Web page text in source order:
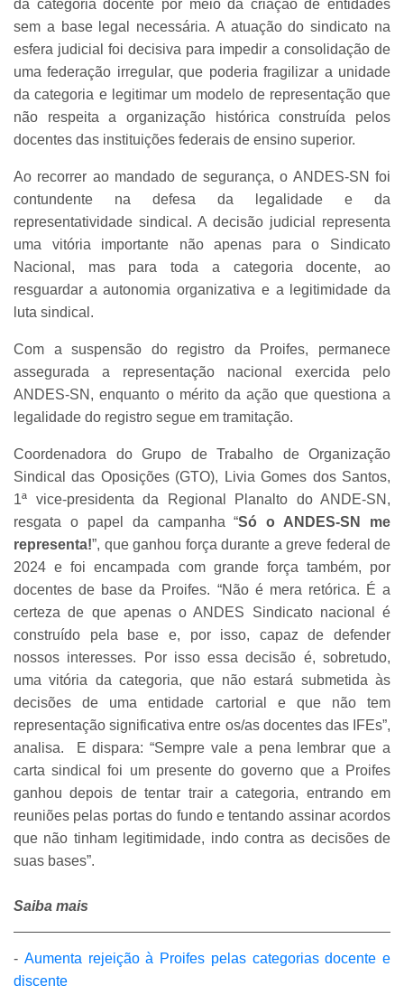
da categoria docente por meio da criação de entidades
sem a base legal necessária. A atuação do sindicato na
esfera judicial foi decisiva para impedir a consolidação de
uma federação irregular, que poderia fragilizar a unidade
da categoria e legitimar um modelo de representação que
não respeita a organização histórica construída pelos
docentes das instituições federais de ensino superior.
Ao recorrer ao mandado de segurança, o ANDES-SN foi
contundente na defesa da legalidade e da
representatividade sindical. A decisão judicial representa
uma vitória importante não apenas para o Sindicato
Nacional, mas para toda a categoria docente, ao
resguardar a autonomia organizativa e a legitimidade da
luta sindical.
Com a suspensão do registro da Proifes, permanece
assegurada a representação nacional exercida pelo
ANDES-SN, enquanto o mérito da ação que questiona a
legalidade do registro segue em tramitação.
Coordenadora do Grupo de Trabalho de Organização
Sindical das Oposições (GTO), Livia Gomes dos Santos,
1ª vice-presidenta da Regional Planalto do ANDE-SN,
resgata o papel da campanha “Só o ANDES-SN me
representa!”, que ganhou força durante a greve federal de
2024 e foi encampada com grande força também, por
docentes de base da Proifes. “Não é mera retórica. É a
certeza de que apenas o ANDES Sindicato nacional é
construído pela base e, por isso, capaz de defender
nossos interesses. Por isso essa decisão é, sobretudo,
uma vitória da categoria, que não estará submetida às
decisões de uma entidade cartorial e que não tem
representação significativa entre os/as docentes das IFEs”,
analisa. E dispara: “Sempre vale a pena lembrar que a
carta sindical foi um presente do governo que a Proifes
ganhou depois de tentar trair a categoria, entrando em
reuniões pelas portas do fundo e tentando assinar acordos
que não tinham legitimidade, indo contra as decisões de
suas bases”.
Saiba mais
- Aumenta rejeição à Proifes pelas categorias docente e
discente